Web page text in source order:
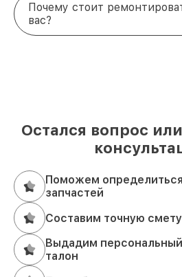
Почему стоит
вас?
Остался вопрос
Поможем
запчастей
Составим точную
Выдадим
талон